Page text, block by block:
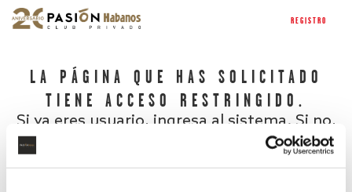
REGISTRO
LA PÁGINA QUE HAS SOLICITADO
TIENE ACCESO RESTRINGIDO.
Si ya eres usuario, ingresa al sistema. Si no,